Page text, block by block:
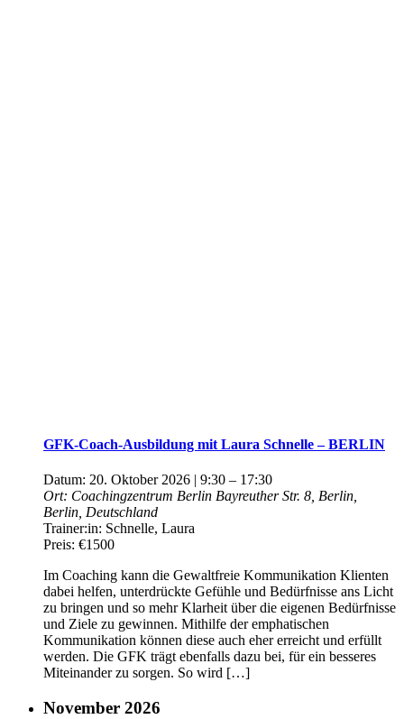
GFK-Coach-Ausbildung mit Laura Schnelle – BERLIN
Datum: 20. Oktober 2026 | 9:30 – 17:30
Ort: Coachingzentrum Berlin Bayreuther Str. 8, Berlin,
Berlin, Deutschland
Trainer:in: Schnelle, Laura
Preis: €1500
Im Coaching kann die Gewaltfreie Kommunikation Klienten
dabei helfen, unterdrückte Gefühle und Bedürfnisse ans Licht
zu bringen und so mehr Klarheit über die eigenen Bedürfnisse
und Ziele zu gewinnen. Mithilfe der emphatischen
Kommunikation können diese auch eher erreicht und erfüllt
werden. Die GFK trägt ebenfalls dazu bei, für ein besseres
Miteinander zu sorgen. So wird […]
November 2026